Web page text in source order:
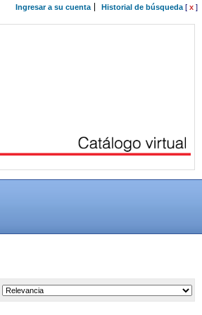
Ingresar a su cuenta Historial de búsqueda[ x ]